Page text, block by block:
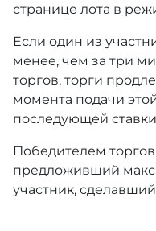
странице лота в
Если один из
менее, чем за три
торгов, торги
момента подачи
последующей
Победителем
предложивший
участник,